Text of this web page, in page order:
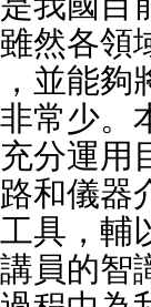
然各領
並能夠
常少。
分運用
和儀器
具，輔
員的智